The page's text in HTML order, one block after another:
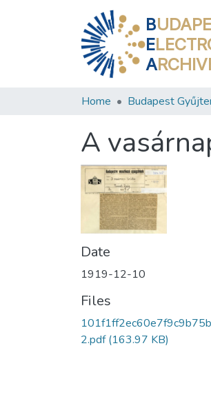
B
E
A
Home Budapest
A
Date
1919-12-10
Files
2.pdf(163.97 KB)